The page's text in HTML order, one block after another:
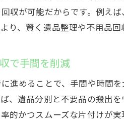
費
遺
収が可能だからです。例え
り、賢く遺品整理や不用品回
で手間を削減
進めることで、手間や時間
、遺品分別と不要品の搬出
的かつスムーズな片付けが実